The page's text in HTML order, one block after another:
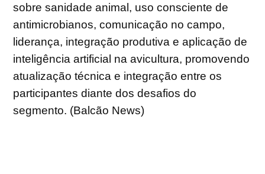
sobre sanidade animal, uso consciente de
antimicrobianos, comunicação no campo,
liderança, integração produtiva e aplicação de
inteligência artificial na avicultura, promovendo
atualização técnica e integração entre os
participantes diante dos desafios do
segmento. (Balcão News)